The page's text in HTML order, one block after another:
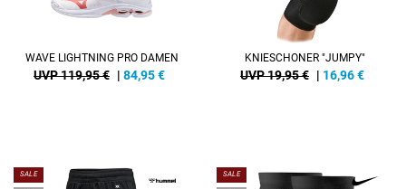
WAVE LIGHTNING PRO DAMEN
UVP 119,95 € | 84,95€
KNIESCHONER "JUMPY"
UVP 19,95 € | 16,96€
SALE SALE